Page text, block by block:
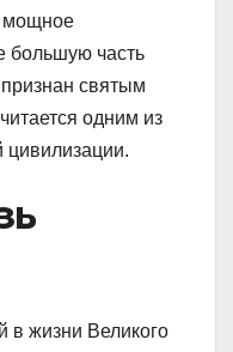
мощное
большую часть
святым
одним из
цивилизации.
в жизни Великого